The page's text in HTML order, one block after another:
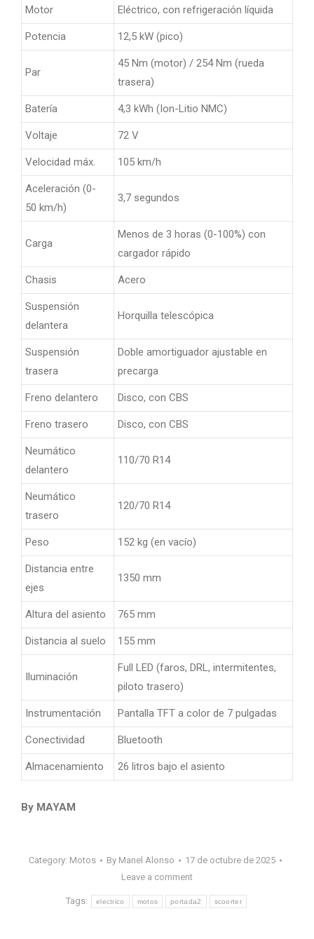
Motor Eléctrico, con refrigeración líquida
Potencia 12,5 kW (pico)
Par
45 Nm (motor) / 254 Nm (rueda
trasera)
Batería 4,3 kWh (Ion-Litio NMC)
Voltaje 72 V
Velocidad máx. 105 km/h
Aceleración (0-
50 km/h)
3,7 segundos
Carga
Menos de 3 horas (0-100%) con
cargador rápido
Chasis Acero
Suspensión
delantera
Horquilla telescópica
Suspensión
trasera
Doble amortiguador ajustable en
precarga
Freno delantero Disco, con CBS
Freno trasero Disco, con CBS
Neumático
delantero
110/70 R14
Neumático
trasero
120/70 R14
Peso 152 kg (en vacío)
Distancia entre
ejes
1350 mm
Altura del asiento 765 mm
Distancia al suelo 155 mm
Iluminación
Full LED (faros, DRL, intermitentes,
piloto trasero)
Instrumentación Pantalla TFT a color de 7 pulgadas
Conectividad Bluetooth
Almacenamiento 26 litros bajo el asiento
By MAYAM
Category: Motos By Manel Alonso
17 de octubre de 2025
Leave a comment
Tags: electrico motos portada2 scoorter